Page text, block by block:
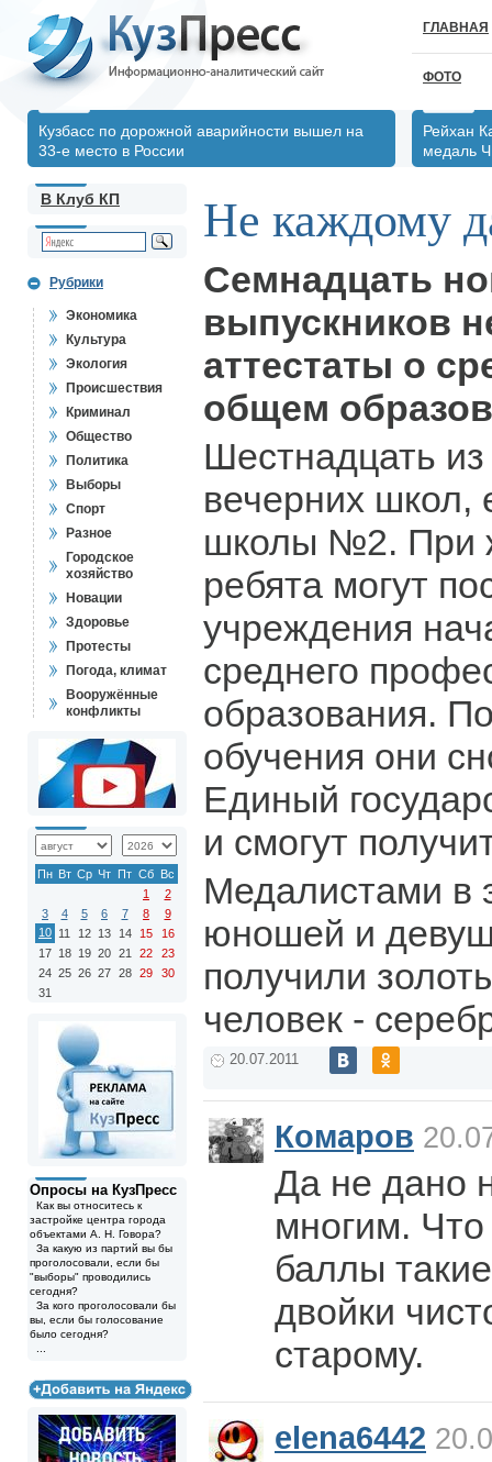
ГЛАВНАЯ
ФОТО
Кузбасс по дорожной аварийности вышел на
33-е место в России
Рейхан
медаль
В Клуб КП
Рубрики
Экономика
Культура
Экология
Происшествия
Криминал
Общество
Политика
Выборы
Спорт
Разное
Городское
хозяйство
Новации
Здоровье
Протесты
Погода, климат
Вооружённые
конфликты
Пн Вт Ср Чт Пт Сб Вс
1
2
3
4 5 6 7 8
9
10 11 12 13 14 15
16
17 18 19 20 21 22
23
24 25 26 27 28 29
30
31
Опросы на КузПресс
Как вы относитесь к
застройке центра города
объектами А. Н. Говора?
За какую из партий вы бы
проголосовали, если бы
"выборы" проводились
сегодня?
За кого проголосовали бы
вы, если бы голосование
было сегодня?
Не каждому
Семнадцать
выпускников
аттестаты о
общем
Шестнадцать
вечерних школ,
школы №2. При
ребята могут
учреждения
среднего
образования.
обучения они
Единый
и смогут
Медалистами в
юношей и
получили
человек -
20.07.2011
Комаров
Да не дано
многим. Что
баллы
двойки
старому.
elena6442